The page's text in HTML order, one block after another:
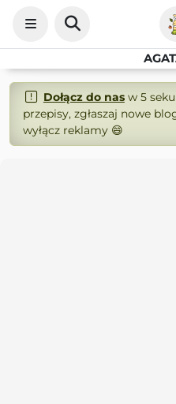
Dołącz do nasw 5
przepisy, zgłaszaj nowe
wyłącz reklamy 😄